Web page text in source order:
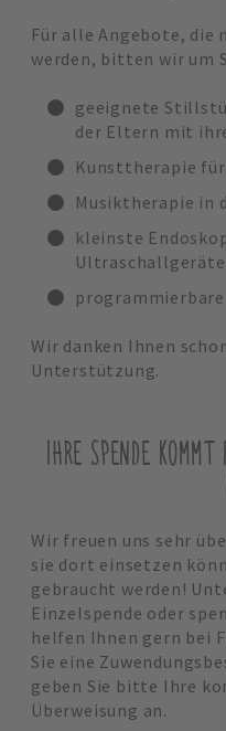
Für alle Angebote,
werden, bitten wir um
geeignete
der Eltern mit
Kunsttherapie
Musiktherapie in
kleinste
Ultraschallgeräte
Wir danken Ihnen
Unterstützung.
IHRE SPENDE
Wir freuen uns sehr
sie dort einsetzen
gebraucht werden!
Einzelspende oder
helfen Ihnen gern bei
Sie eine
geben Sie bitte Ihre
Überweisung an.